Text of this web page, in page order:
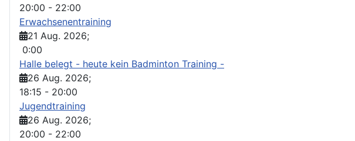
20:00 - 22:00
Erwachsenentraining
21 Aug. 2026;
0:00
Halle belegt - heute kein Badminton Training -
26 Aug. 2026;
18:15 - 20:00
Jugendtraining
26 Aug. 2026;
20:00 - 22:00